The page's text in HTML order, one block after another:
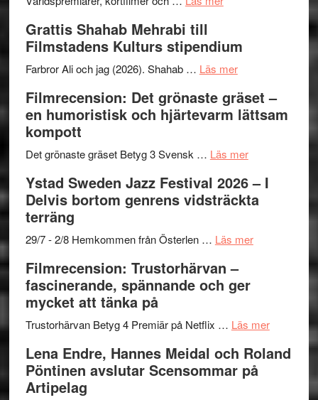
Files:
I
Want
Believe
–
Frankenshtey
med
Fox
och
Scully
West
presenterar
nya
titlar
årets
Grattis Shahab Mehrabi till
Filmstadens Kulturs stipendium
Farbror Ali och jag (2026). Shahab … Läs merom
Shahab
Mehrabi
Filmstadens
stipendium
Filmrecension: Det grönaste gräset –
en humoristisk och hjärtevarm lättsam
kompott
Det grönaste gräset Betyg 3 Svensk … Läs merom
Det
grönaste
–
och
lättsam
Ystad Sweden Jazz Festival 2026 – I
Delvis bortom genrens vidsträckta
terräng
29/7 - 2/8 Hemkommen från Österlen … Läs merom
2026
I
Delvis
Filmrecension: Trustorhärvan –
fascinerande, spännande och ger
mycket att tänka på
Trustorhärvan Betyg 4 Premiär på Netflix … Läs merom
Lena Endre, Hannes Meidal och Roland
Pöntinen avslutar Scensommar på
Artipelag